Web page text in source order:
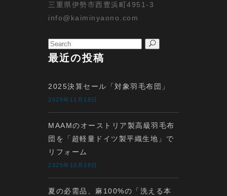
三重県伊勢市西豊浜町4951-3
info@kaiminyaono.com
Search
for:
最近の投稿
2025決算セール「対象羽毛布団」
2025年11月18日
MAAMのオーストリア製高級羽毛布
団を「超軽量ドイツ製平織生地」で
リフォーム
2025年10月28日
夏の必需品、麻100%の「洗える本